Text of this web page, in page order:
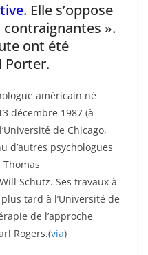
. Elle s’oppose
».
ont été
Porter.
américain né
décembre 1987 (à
de Chicago,
d’autres psychologues
Schutz. Ses travaux à
plus tard à l’Université de
de l’approche
Rogers.(via)